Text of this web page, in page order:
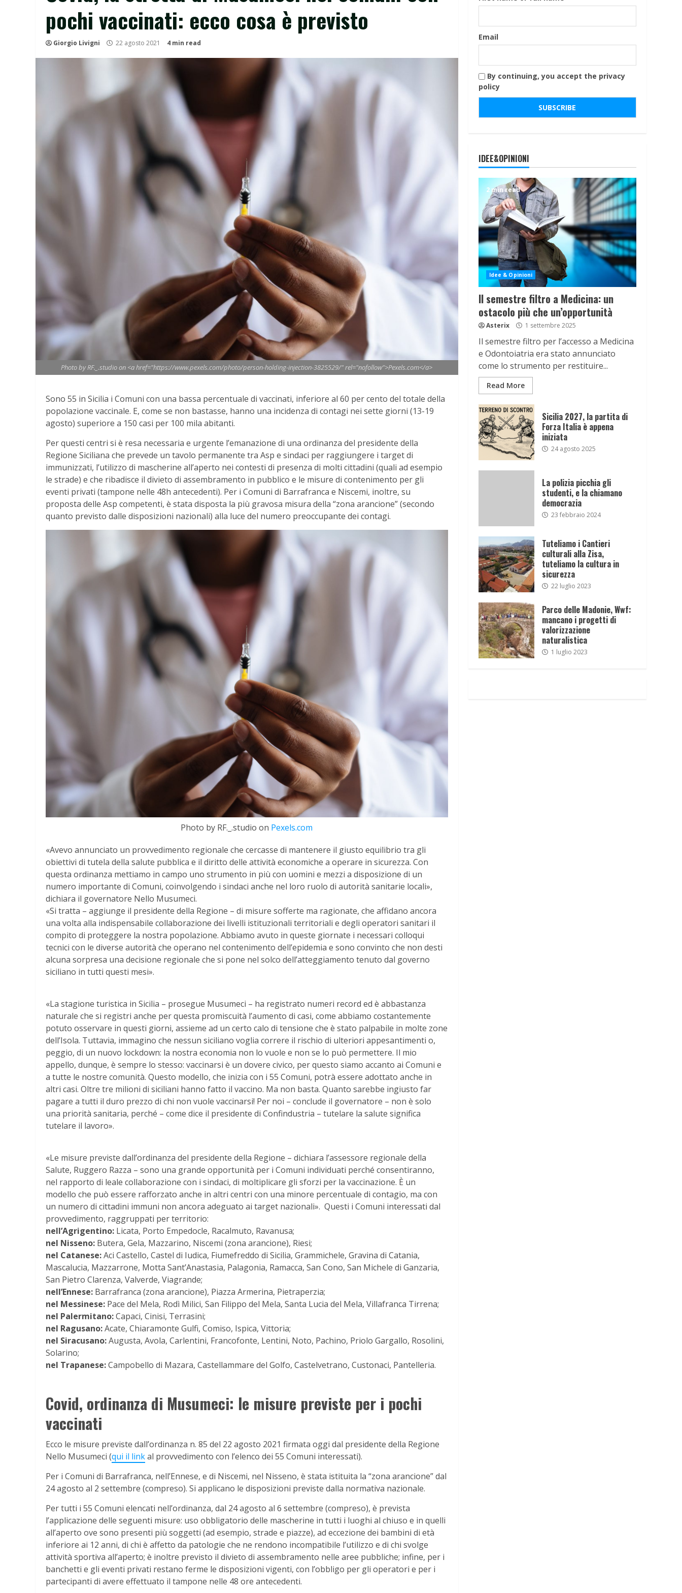
pochi vaccinati: ecco cosa è previsto
Giorgio Livigni 22 agosto 2021 4 min read
Photo by RF._.studio on <a href="https://www.pexels.com/photo/person-holding-injection-3825529/" rel="nofollow">Pexels.com</a>
Sono 55 in Sicilia i Comuni con una bassa percentuale di vaccinati, inferiore al 60 per cento del totale della
popolazione vaccinale. E, come se non bastasse, hanno una incidenza di contagi nei sette giorni (13-19
agosto) superiore a 150 casi per 100 mila abitanti.
Per questi centri si è resa necessaria e urgente l’emanazione di una ordinanza del presidente della
Regione Siciliana che prevede un tavolo permanente tra Asp e sindaci per raggiungere i target di
immunizzati, l’utilizzo di mascherine all’aperto nei contesti di presenza di molti cittadini (quali ad esempio
le strade) e che ribadisce il divieto di assembramento in pubblico e le misure di contenimento per gli
eventi privati (tampone nelle 48h antecedenti). Per i Comuni di Barrafranca e Niscemi, inoltre, su
proposta delle Asp competenti, è stata disposta la più gravosa misura della “zona arancione” (secondo
quanto previsto dalle disposizioni nazionali) alla luce del numero preoccupante dei contagi.
Photo by RF._.studio on Pexels.com
«Avevo annunciato un provvedimento regionale che cercasse di mantenere il giusto equilibrio tra gli
obiettivi di tutela della salute pubblica e il diritto delle attività economiche a operare in sicurezza. Con
questa ordinanza mettiamo in campo uno strumento in più con uomini e mezzi a disposizione di un
numero importante di Comuni, coinvolgendo i sindaci anche nel loro ruolo di autorità sanitarie locali»,
dichiara il governatore Nello Musumeci.
«Si tratta – aggiunge il presidente della Regione – di misure sofferte ma ragionate, che affidano ancora
una volta alla indispensabile collaborazione dei livelli istituzionali territoriali e degli operatori sanitari il
compito di proteggere la nostra popolazione. Abbiamo avuto in queste giornate i necessari colloqui
tecnici con le diverse autorità che operano nel contenimento dell’epidemia e sono convinto che non desti
alcuna sorpresa una decisione regionale che si pone nel solco dell’atteggiamento tenuto dal governo
siciliano in tutti questi mesi».
«La stagione turistica in Sicilia – prosegue Musumeci – ha registrato numeri record ed è abbastanza
naturale che si registri anche per questa promiscuità l’aumento di casi, come abbiamo costantemente
potuto osservare in questi giorni, assieme ad un certo calo di tensione che è stato palpabile in molte zone
dell’Isola. Tuttavia, immagino che nessun siciliano voglia correre il rischio di ulteriori appesantimenti o,
peggio, di un nuovo lockdown: la nostra economia non lo vuole e non se lo può permettere. Il mio
appello, dunque, è sempre lo stesso: vaccinarsi è un dovere civico, per questo siamo accanto ai Comuni e
a tutte le nostre comunità. Questo modello, che inizia con i 55 Comuni, potrà essere adottato anche in
altri casi. Oltre tre milioni di siciliani hanno fatto il vaccino. Ma non basta. Quanto sarebbe ingiusto far
pagare a tutti il duro prezzo di chi non vuole vaccinarsi! Per noi – conclude il governatore – non è solo
una priorità sanitaria, perché – come dice il presidente di Confindustria – tutelare la salute significa
tutelare il lavoro».
«Le misure previste dall’ordinanza del presidente della Regione – dichiara l’assessore regionale della
Salute, Ruggero Razza – sono una grande opportunità per i Comuni individuati perché consentiranno,
nel rapporto di leale collaborazione con i sindaci, di moltiplicare gli sforzi per la vaccinazione. È un
modello che può essere rafforzato anche in altri centri con una minore percentuale di contagio, ma con
un numero di cittadini immuni non ancora adeguato ai target nazionali». Questi i Comuni interessati dal
provvedimento, raggruppati per territorio:
nell’Agrigentino: Licata, Porto Empedocle, Racalmuto, Ravanusa;
nel Nisseno: Butera, Gela, Mazzarino, Niscemi (zona arancione), Riesi;
nel Catanese:Aci Castello, Castel di Iudica, Fiumefreddo di Sicilia, Grammichele, Gravina di Catania,
Mascalucia, Mazzarrone, Motta Sant’Anastasia, Palagonia, Ramacca, San Cono, San Michele di Ganzaria,
San Pietro Clarenza, Valverde, Viagrande;
nell’Ennese: Barrafranca (zona arancione), Piazza Armerina, Pietraperzia;
nel Messinese: Pace del Mela, Rodì Milici, San Filippo del Mela, Santa Lucia del Mela, Villafranca Tirrena;
nel Palermitano:Capaci, Cinisi, Terrasini;
nel Ragusano:Acate, Chiaramonte Gulfi, Comiso, Ispica, Vittoria;
nel Siracusano:Augusta, Avola, Carlentini, Francofonte, Lentini, Noto, Pachino, Priolo Gargallo, Rosolini,
Solarino;
nel Trapanese:Campobello di Mazara, Castellammare del Golfo, Castelvetrano, Custonaci, Pantelleria.
Covid, ordinanza di Musumeci: le misure previste per i pochi
vaccinati
Ecco le misure previste dall’ordinanza n. 85 del 22 agosto 2021 firmata oggi dal presidente della Regione
Nello Musumeci (qui il linkal provvedimento con l’elenco dei 55 Comuni interessati).
Per i Comuni di Barrafranca, nell’Ennese, e di Niscemi, nel Nisseno, è stata istituita la “zona arancione” dal
24 agosto al 2 settembre (compreso). Si applicano le disposizioni previste dalla normativa nazionale.
Per tutti i 55 Comuni elencati nell’ordinanza, dal 24 agosto al 6 settembre (compreso), è prevista
l’applicazione delle seguenti misure: uso obbligatorio delle mascherine in tutti i luoghi al chiuso e in quelli
all’aperto ove sono presenti più soggetti (ad esempio, strade e piazze), ad eccezione dei bambini di età
inferiore ai 12 anni, di chi è affetto da patologie che ne rendono incompatibile l’utilizzo e di chi svolge
attività sportiva all’aperto; è inoltre previsto il divieto di assembramento nelle aree pubbliche; infine, per i
banchetti e gli eventi privati restano ferme le disposizioni vigenti, con l’obbligo per gli operatori e per i
partecipanti di avere effettuato il tampone nelle 48 ore antecedenti.
Email
By continuing, you accept the privacy
policy
IDEE&OPINIONI
2 min read
Idee & Opinioni
Il semestre filtro a Medicina: un
ostacolo più che un’opportunità
Asterix 1 settembre 2025
Il semestre filtro per l’accesso a Medicina
e Odontoiatria era stato annunciato
come lo strumento per restituire...
Read More
Sicilia 2027, la partita di
Forza Italia è appena
iniziata
24 agosto 2025
La polizia picchia gli
studenti, e la chiamano
democrazia
23 febbraio 2024
Tuteliamo i Cantieri
culturali alla Zisa,
tuteliamo la cultura in
sicurezza
22 luglio 2023
Parco delle Madonie, Wwf:
mancano i progetti di
valorizzazione
naturalistica
1 luglio 2023